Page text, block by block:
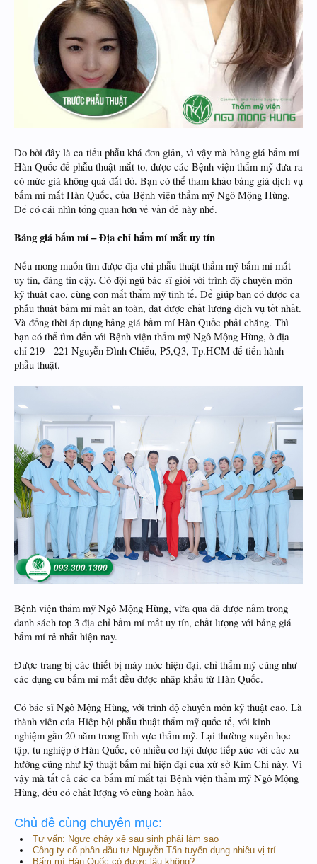
Do bởi đây là ca tiểu phẫu khá đơn giản, vì vậy mà bảng giá bấm mí
Hàn Quốc để phẫu thuật mắt to, được các Bệnh viện thẩm mỹ đưa ra
có mức giá không quá đắt đỏ. Bạn có thể tham khảo bảng giá dịch vụ
bấm mí mắt Hàn Quốc, của Bệnh viện thẩm mỹ Ngô Mộng Hùng.
Để có cái nhìn tổng quan hơn về vấn đề này nhé.
Bảng giá bấm mí – Địa chỉ bấm mí mắt uy tín
Nếu mong muốn tìm được địa chỉ phẫu thuật thẩm mỹ bấm mí mắt
uy tín, đáng tin cậy. Có đội ngũ bác sĩ giỏi với trình độ chuyên môn
kỹ thuật cao, cùng con mắt thẩm mỹ tinh tế. Để giúp bạn có được ca
phẫu thuật bấm mí mắt an toàn, đạt được chất lượng dịch vụ tốt nhất.
Và đồng thời áp dụng bảng giá bấm mí Hàn Quốc phải chăng. Thì
bạn có thể tìm đến với Bệnh viện thẩm mỹ Ngô Mộng Hùng, ở địa
chỉ 219 - 221 Nguyễn Đình Chiểu, P5,Q3, Tp.HCM để tiến hành
phẫu thuật.
Bệnh viện thẩm mỹ Ngô Mộng Hùng, vừa qua đã được nằm trong
danh sách top 3 địa chỉ bấm mí mắt uy tín, chất lượng với bảng giá
bấm mí rẻ nhất hiện nay.
Được trang bị các thiết bị máy móc hiện đại, chỉ thẩm mỹ cũng như
các dụng cụ bấm mí mắt đều được nhập khẩu từ Hàn Quốc.
Có bác sĩ Ngô Mộng Hùng, với trình độ chuyên môn kỹ thuật cao. Là
thành viên của Hiệp hội phẫu thuật thẩm mỹ quốc tế, với kinh
nghiệm gần 20 năm trong lĩnh vực thẩm mỹ. Lại thường xuyên học
tập, tu nghiệp ở Hàn Quốc, có nhiều cơ hội được tiếp xúc với các xu
hướng cũng như kỹ thuật bấm mí hiện đại của xứ sở Kim Chi này. Vì
vậy mà tất cả các ca bấm mí mắt tại Bệnh viện thẩm mỹ Ngô Mộng
Hùng, đều có chất lượng vô cùng hoàn hảo.
Chủ đề cùng chuyên mục:
Tư vấn: Ngực chảy xệ sau sinh phải làm sao
Công ty cổ phần đầu tư Nguyễn Tấn tuyển dụng nhiều vị trí
Bấm mí Hàn Quốc có được lâu không?